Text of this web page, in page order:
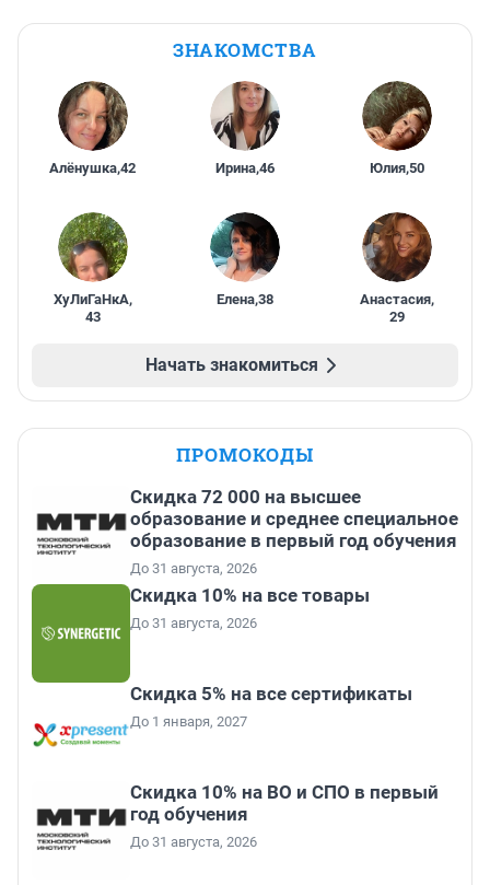
ЗНАКОМСТВА
Алёнушка,42 Ирина,46 Юлия,50
ХуЛиГаНкА,
43
Елена,38 Анастасия,
29
Начать знакомиться
ПРОМОКОДЫ
Скидка 72 000 на высшее
образование и среднее специальное
образование в первый год обучения
До 31 августа, 2026
Скидка 10% на все товары
До 31 августа, 2026
Скидка 5% на все сертификаты
До 1 января, 2027
Скидка 10% на ВО и СПО в первый
год обучения
До 31 августа, 2026